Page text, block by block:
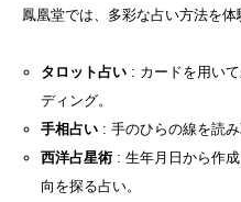
鳳凰堂では、多彩な占い方法を体
タロット占い: カードを用いて
ディング。
手相占い: 手のひらの線を読み
西洋占星術: 生年月日から作
向を探る占い。